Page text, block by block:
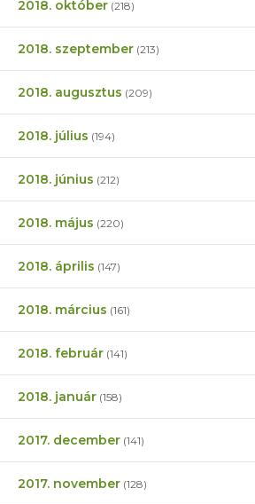
2018. október (218)
2018. szeptember (213)
2018. augusztus (209)
2018. július (194)
2018. június (212)
2018. május (220)
2018. április (147)
2018. március (161)
2018. február (141)
2018. január (158)
2017. december (141)
2017. november (128)